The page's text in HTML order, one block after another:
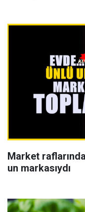
Market
un markasıydı